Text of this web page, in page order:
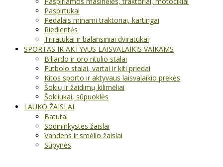
Paspirtukai
Pedalais minami traktoriai, kartingai
Riedlentės
Triratukai ir balansiniai dviratukai
SPORTAS IR AKTYVUS LAISVALAIKIS VAIKAMS
Biliardo ir oro ritulio stalai
Futbolo stalai, vartai ir kiti priedai
Kitos sporto ir aktyvaus laisvalaikio prekės
Šokių ir žaidimų kilimėliai
Šokliukai, sūpuoklės
LAUKO ŽAISLAI
Batutai
Sodininkystės žaislai
Vandens ir smėlio žaislai
Sūpynės